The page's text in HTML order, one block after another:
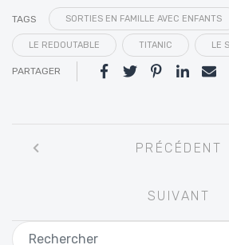
TAGS SORTIES EN FAMILLE AVEC ENFANTS
LE REDOUTABLE TITANIC LE
PARTAGER
entre
PRÉCÉDENT
SUIVANT